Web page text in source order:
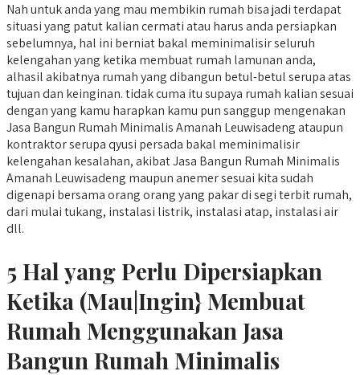
Nah untuk anda yang mau membikin rumah bisa jadi terdapat
situasi yang patut kalian cermati atau harus anda persiapkan
sebelumnya, hal ini berniat bakal meminimalisir seluruh
kelengahan yang ketika membuat rumah lamunan anda,
alhasil akibatnya rumah yang dibangun betul-betul serupa atas
tujuan dan keinginan. tidak cuma itu supaya rumah kalian sesuai
dengan yang kamu harapkan kamu pun sanggup mengenakan
Jasa Bangun Rumah Minimalis Amanah Leuwisadeng ataupun
kontraktor serupa qyusi persada bakal meminimalisir
kelengahan kesalahan, akibat Jasa Bangun Rumah Minimalis
Amanah Leuwisadeng maupun anemer sesuai kita sudah
digenapi bersama orang orang yang pakar di segi terbit rumah,
dari mulai tukang, instalasi listrik, instalasi atap, instalasi air
dll.
5 Hal yang Perlu Dipersiapkan
Ketika (Mau|Ingin} Membuat
Rumah Menggunakan Jasa
Bangun Rumah Minimalis